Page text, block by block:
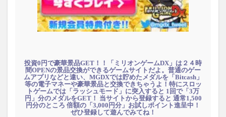
投資0円で豪華景品GET！！「ミリオンゲームDX」は２４時
間OPENの景品交換ができるゲームサイトだよ。普通のゲー
ムアプリなどと違い、MGDXでは貯めたメダルを「Bitcash」
等の電子マネーや豪華景品と交換できちゃうよ！特にスロッ
トゲームでは「ラッシュモード」に突入すると 1回で「3万
円」分のメダルをGET！ 当サイトから登録すると 通常1,500
円分のところ 倍額の「3,000円分」お試しポイント進呈中！
ぜひ登録して遊んでみてね！